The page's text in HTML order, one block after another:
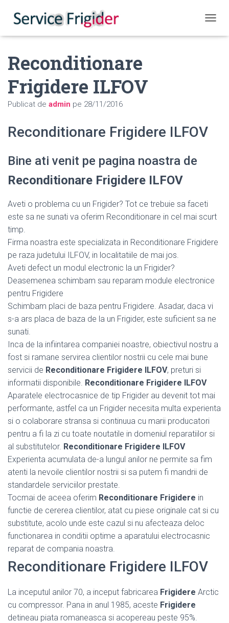
Reconditionare
Frigidere ILFOV
Publicat de admin pe 28/11/2016
Reconditionare Frigidere ILFOV
Bine ati venit pe pagina noastra de
Reconditionare Frigidere ILFOV
Aveti o problema cu un Frigider? Tot ce trebuie sa faceti
este sa ne sunati va oferim Reconditionare in cel mai scurt
timp.
Firma noastra este specializata in Reconditionare Frigidere
pe raza judetului ILFOV, in localitatiile de mai jos.
Aveti defect un modul electronic la un Frigider?
Deasemenea schimbam sau reparam module electronice
pentru Frigidere
Schimbam placi de baza pentru Frigidere. Asadar, daca vi
s-a ars placa de baza de la un Frigider, este suficient sa ne
sunati.
Inca de la infiintarea companiei noastre, obiectivul nostru a
fost si ramane servirea clientilor nostrii cu cele mai bune
servicii de Reconditionare Frigidere ILFOV, preturi si
informatii disponibile. Reconditionare Frigidere ILFOV
Aparatele electrocasnice de tip Frigider au devenit tot mai
performante, astfel ca un Frigider necesita multa experienta
si o colaborare stransa si continuua cu marii producatori
pentru a fi la zi cu toate noutatile in domeniul reparatiilor si
al substitutelor. Reconditionare Frigidere ILFOV
Experienta acumulata de-a lungul anilor ne permite sa fim
atenti la nevoile clientilor nostrii si sa putem fi mandrii de
standardele serviciilor prestate.
Tocmai de aceea oferim Reconditionare Frigidere in
functie de cererea clientilor, atat cu piese originale cat si cu
substitute, acolo unde este cazul si nu afecteaza deloc
functionarea in conditii optime a aparatului electrocasnic
reparat de compania noastra.
Reconditionare Frigidere ILFOV
La inceputul anilor 70, a inceput fabricarea Frigidere Arctic
cu compressor. Pana in anul 1985, aceste Frigidere
detineau piata romaneasca si acopereau peste 95%.